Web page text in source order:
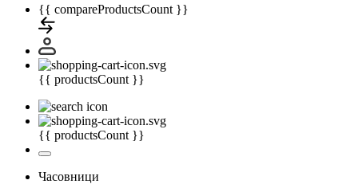
{{ compareProductsCount }}
{{ productsCount }}
{{ productsCount }}
Часовници